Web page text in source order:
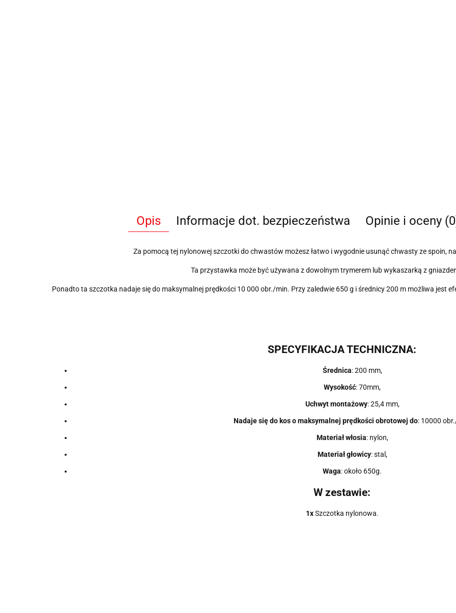
Opis Informacje dot. bezpieczeństwa Opinie i oceny
Za pomocą tej nylonowej szczotki do chwastów możesz łatwo i wygodnie usunąć chwasty ze spoin,
Ta przystawka może być używana z dowolnym trymerem lub wykaszarką z
Ponadto ta szczotka nadaje się do maksymalnej prędkości 10 000 obr./min. Przy zaledwie 650 g i średnicy 200 m możliwa jest
SPECYFIKACJA TECHNICZNA:
Średnica: 200 mm,
Wysokość: 70mm,
Uchwyt montażowy: 25,4 mm,
Nadaje się do kos o maksymalnej prędkości obrotowej do: 10000
Materiał włosia: nylon,
Materiał głowicy: stal,
Waga: około 650g.
W zestawie:
1xSzczotka nylonowa.